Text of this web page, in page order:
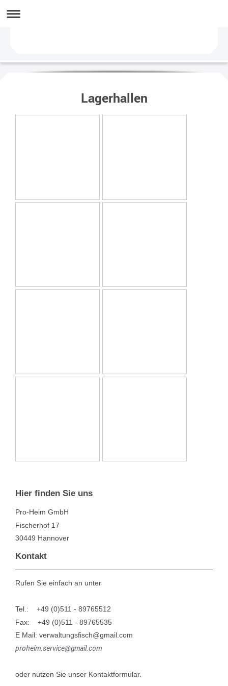
Lagerhallen
Hier finden Sie uns
Pro-Heim GmbH
Fischerhof 17
30449 Hannover
Kontakt
Rufen Sie einfach an unter
Tel.: +49 (0)511 - 89765512
Fax: +49 (0)511 - 89765535
E Mail: verwaltungsfisch@gmail.com
proheim.service@gmail.com
oder nutzen Sie unser Kontaktformular.